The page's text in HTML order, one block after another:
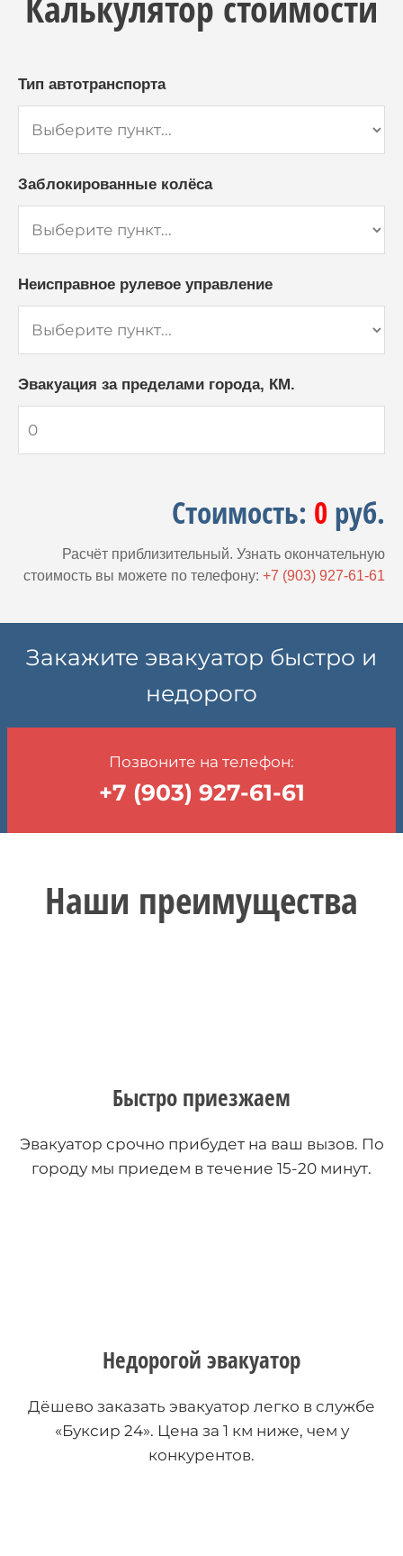
Тип автотранспорта
Заблокированные колёса
Неисправное рулевое управление
Эвакуация за пределами города, КМ.
Стоимость: 0 руб.
Расчёт приблизительный. Узнать окончательную
стоимость вы можете по телефону:+7 (903) 927-61-61
Закажите эвакуатор быстро и
недорого
Позвоните на телефон:
+7 (903) 927-61-61
Наши преимущества
Быстро приезжаем
Эвакуатор срочно прибудет на ваш вызов. По
городу мы приедем в течение 15-20 минут.
Недорогой эвакуатор
Дёшево заказать эвакуатор легко в службе
«Буксир 24». Цена за 1 км ниже, чем у
конкурентов.